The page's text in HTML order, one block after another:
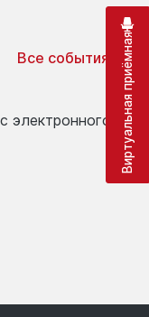
Все события
электронного
Виртуальная приёмная